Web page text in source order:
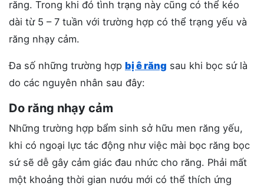
răng. Trong khi đó tình trạng này cũng có thể kéo
dài từ 5 – 7 tuần với trường hợp có thể trạng yếu và
răng nhạy cảm.
Đa số những trường hợp bị ê răng sau khi bọc sứ là
do các nguyên nhân sau đây:
Do răng nhạy cảm
Những trường hợp bẩm sinh sở hữu men răng yếu,
khi có ngoại lực tác động như việc mài bọc răng bọc
sứ sẽ dễ gây cảm giác đau nhức cho răng. Phải mất
một khoảng thời gian nướu mới có thể thích ứng